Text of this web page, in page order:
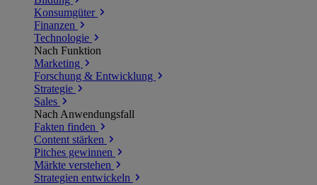
Konsumgüter
Finanzen
Technologie
Nach Funktion
Marketing
Forschung & Entwicklung
Strategie
Sales
Nach Anwendungsfall
Fakten finden
Content stärken
Pitches gewinnen
Märkte verstehen
Strategien entwickeln